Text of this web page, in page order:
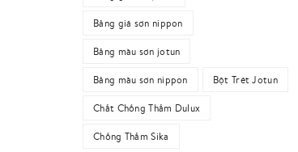
Bảng giá sơn nippon
Bảng màu sơn jotun
Bảng màu sơn nippon Bột Trét Jotun
Chất Chống Thấm Dulux
Chống Thấm Sika